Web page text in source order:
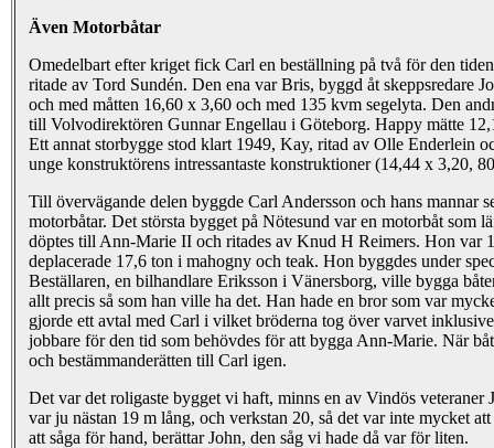
Även Motorbåtar
Omedelbart efter kriget fick Carl en beställning på två för den
ritade av Tord Sundén. Den ena var Bris, byggd åt skeppsredare
och med måtten 16,60 x 3,60 och med 135 kvm segelyta. Den
till Volvodirektören Gunnar Engellau i Göteborg. Happy mätte
Ett annat storbygge stod klart 1949, Kay, ritad av Olle Enderlein
unge konstruktörens intressantaste konstruktioner (14,44 x 3,20,
Till övervägande delen byggde Carl Andersson och hans mannar
motorbåtar. Det största bygget på Nötesund var en motorbåt som
döptes till Ann-Marie II och ritades av Knud H Reimers. Hon var
deplacerade 17,6 ton i mahogny och teak. Hon byggdes under
Beställaren, en bilhandlare Eriksson i Vänersborg, ville bygga
allt precis så som han ville ha det. Han hade en bror som var
gjorde ett avtal med Carl i vilket bröderna tog över varvet
jobbare för den tid som behövdes för att bygga Ann-Marie. När
och bestämmanderätten till Carl igen.
Det var det roligaste bygget vi haft, minns en av Vindös veteraner
var ju nästan 19 m lång, och verkstan 20, så det var inte mycket
att såga för hand, berättar John, den såg vi hade då var för liten.